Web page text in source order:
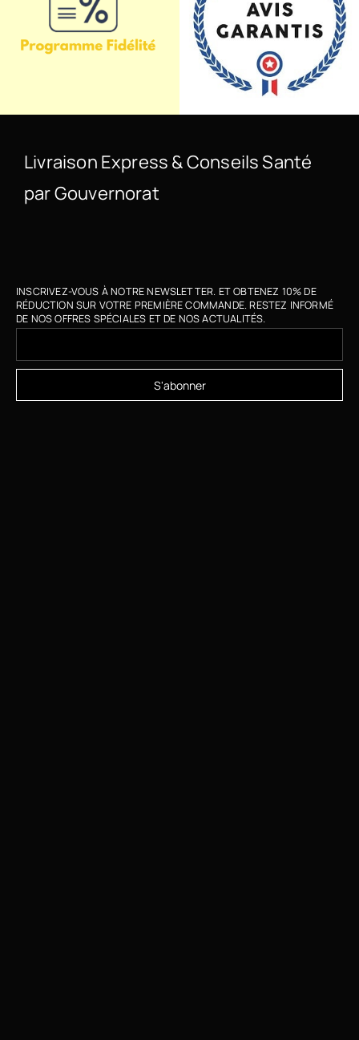
Livraison Express & Conseils Santé
par Gouvernorat
INSCRIVEZ-VOUS À NOTRE NEWSLETTER. ET OBTENEZ 10% DE
RÉDUCTION SUR VOTRE PREMIÈRE COMMANDE. RESTEZ INFORMÉ
DE NOS OFFRES SPÉCIALES ET DE NOS ACTUALITÉS.